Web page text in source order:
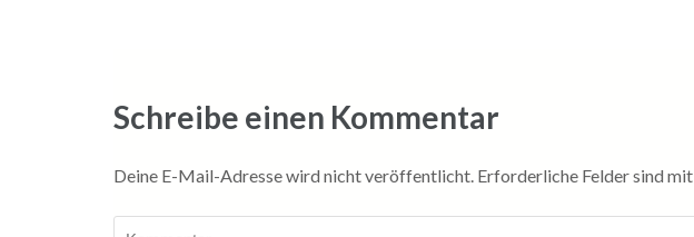
Schreibe einen Kommentar
Deine E-Mail-Adresse wird nicht veröffentlicht. Erforderliche Felder sind mit